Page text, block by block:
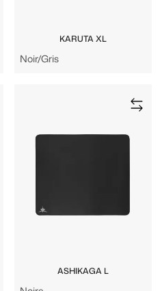
KARUTA XL
Noir/Gris
ASHIKAGA L